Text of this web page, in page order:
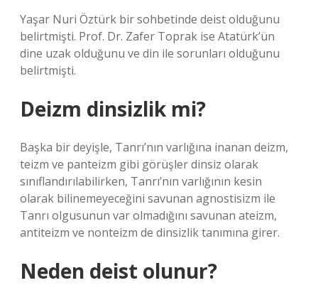
Yaşar Nuri Öztürk bir sohbetinde deist olduğunu
belirtmişti. Prof. Dr. Zafer Toprak ise Atatürk’ün
dine uzak olduğunu ve din ile sorunları olduğunu
belirtmişti.
Deizm dinsizlik mi?
Başka bir deyişle, Tanrı’nın varlığına inanan deizm,
teizm ve panteizm gibi görüşler dinsiz olarak
sınıflandırılabilirken, Tanrı’nın varlığının kesin
olarak bilinemeyeceğini savunan agnostisizm ile
Tanrı olgusunun var olmadığını savunan ateizm,
antiteizm ve nonteizm de dinsizlik tanımına girer.
Neden deist olunur?